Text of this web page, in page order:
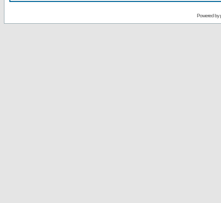
Powered by